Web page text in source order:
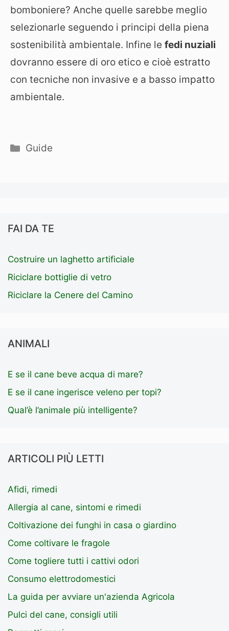
bomboniere? Anche quelle sarebbe meglio
selezionarle seguendo i principi della piena
sostenibilità ambientale. Infine le fedi nuziali
dovranno essere di oro etico e cioè estratto
con tecniche non invasive e a basso impatto
ambientale.
Categorie
Guide
FAI DA TE
Costruire un laghetto artificiale
Riciclare bottiglie di vetro
Riciclare la Cenere del Camino
ANIMALI
E se il cane beve acqua di mare?
E se il cane ingerisce veleno per topi?
Qual’è l’animale più intelligente?
ARTICOLI PIÙ LETTI
Afidi, rimedi
Allergia al cane, sintomi e rimedi
Coltivazione dei funghi in casa o giardino
Come coltivare le fragole
Come togliere tutti i cattivi odori
Consumo elettrodomestici
La guida per avviare un'azienda Agricola
Pulci del cane, consigli utili